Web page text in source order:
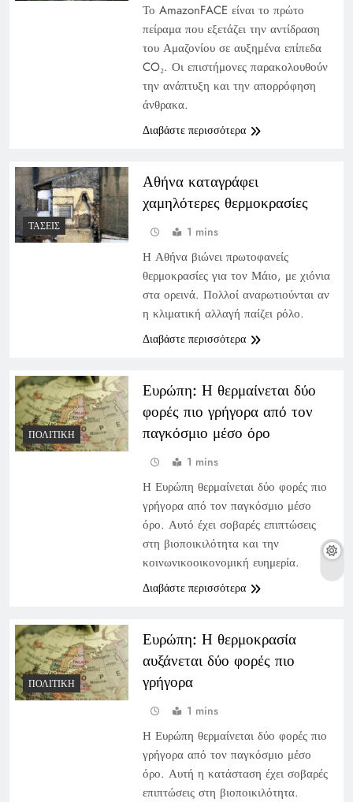
Το AmazonFACE είναι το πρώτο
πείραμα που εξετάζει την αντίδραση
του Αμαζονίου σε αυξημένα επίπεδα
CO₂. Οι επιστήμονες παρακολουθούν
την ανάπτυξη και την απορρόφηση
άνθρακα.
Διαβάστε περισσότερα
ΤΆΣΕΙΣ
Αθήνα καταγράφει
χαμηλότερες θερμοκρασίες
1 mins
Η Αθήνα βιώνει πρωτοφανείς
θερμοκρασίες για τον Μάιο, με χιόνια
στα ορεινά. Πολλοί αναρωτιούνται αν
η κλιματική αλλαγή παίζει ρόλο.
Διαβάστε περισσότερα
ΠΟΛΙΤΙΚΉ
Ευρώπη: Η θερμαίνεται δύο
φορές πιο γρήγορα από τον
παγκόσμιο μέσο όρο
1 mins
Η Ευρώπη θερμαίνεται δύο φορές πιο
γρήγορα από τον παγκόσμιο μέσο
όρο. Αυτό έχει σοβαρές επιπτώσεις
στη βιοποικιλότητα και την
κοινωνικοοικονομική ευημερία.
Διαβάστε περισσότερα
ΠΟΛΙΤΙΚΉ
Ευρώπη: Η θερμοκρασία
αυξάνεται δύο φορές πιο
γρήγορα
1 mins
Η Ευρώπη θερμαίνεται δύο φορές πιο
γρήγορα από τον παγκόσμιο μέσο
όρο. Αυτή η κατάσταση έχει σοβαρές
επιπτώσεις στη βιοποικιλότητα.